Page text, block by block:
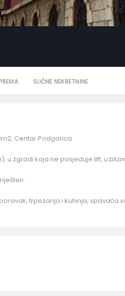
SLIČNE NEKRETNINE
Centar Podgorica
u zgradi koja ne posjeduje lift, u
trpezarija i kuhinja, spavaća